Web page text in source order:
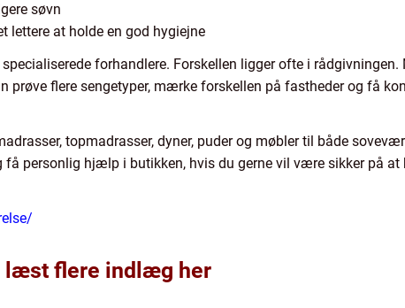
søvn
lettere at holde en god hygiejne
forhandlere. Forskellen ligger ofte i rådgivningen.
prøve flere sengetyper, mærke forskellen på fastheder og få
topmadrasser, dyner, puder og møbler til både
få personlig hjælp i butikken, hvis du gerne vil være sikker på at
læst flere indlæg her